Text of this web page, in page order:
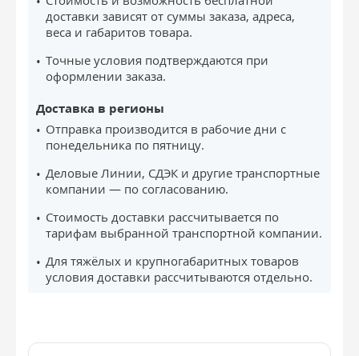
доставки зависят от суммы заказа, адреса,
веса и габаритов товара.
Точные условия подтверждаются при
оформлении заказа.
Доставка в регионы
Отправка производится в рабочие дни с
понедельника по пятницу.
Деловые Линии, СДЭК и другие транспортные
компании — по согласованию.
Стоимость доставки рассчитывается по
тарифам выбранной транспортной компании.
Для тяжёлых и крупногабаритных товаров
условия доставки рассчитываются отдельно.